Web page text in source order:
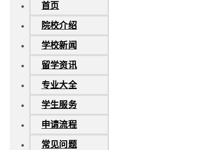
首页
院校介绍
学校新闻
留学资讯
专业大全
学生服务
申请流程
常见问题